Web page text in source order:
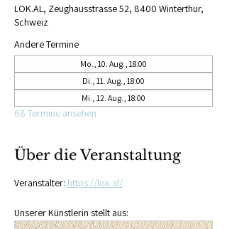
LOK.AL, Zeughausstrasse 52, 8400 Winterthur,
Schweiz
Andere Termine
Mo., 10. Aug., 18:00
Di., 11. Aug., 18:00
Mi., 12. Aug., 18:00
68 Termine ansehen
Über die Veranstaltung
Veranstalter: https://lok.al/
Unserer Künstlerin stellt aus: